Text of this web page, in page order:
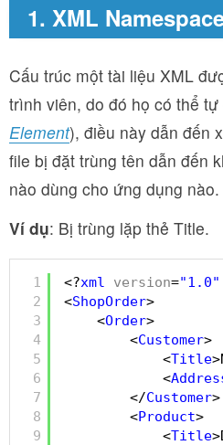
1. XML
Cấu trúc một tài liệu XML
trình viên, do đó họ có thể
Element), điều này dẫn đến
file bị đặt trùng tên dẫn đến
nào dùng cho ứng dụng nào.
Ví dụ: Bị trùng lặp thẻ Title.
1
2
3
4
5
6
7
8
9
<?xml version="1.0"
<ShopOrder>
<Order>
<Customer>
<Title
<
</Customer>
<Product>
<Title